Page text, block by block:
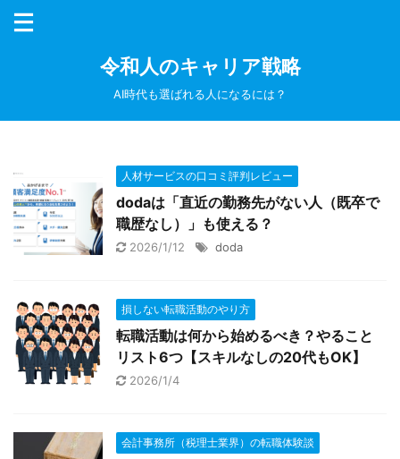
令和人のキャリア戦略
AI時代も選ばれる人になるには？
人材サービスの口コミ評判レビュー
dodaは「直近の勤務先がない人（既卒で
職歴なし）」も使える？
2026/1/12 doda
損しない転職活動のやり方
転職活動は何から始めるべき？やること
リスト6つ【スキルなしの20代もOK】
2026/1/4
会計事務所（税理士業界）の転職体験談